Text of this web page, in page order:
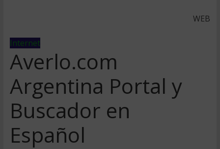
WEB
Internet
Averlo.com
Argentina Portal y
Buscador en
Español